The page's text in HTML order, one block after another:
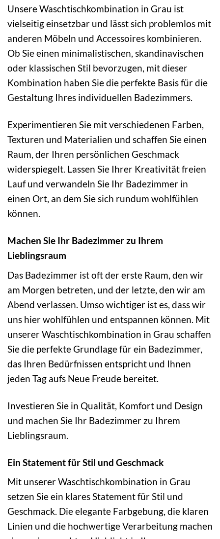
Unsere Waschtischkombination in Grau ist
vielseitig einsetzbar und lässt sich problemlos mit
anderen Möbeln und Accessoires kombinieren.
Ob Sie einen minimalistischen, skandinavischen
oder klassischen Stil bevorzugen, mit dieser
Kombination haben Sie die perfekte Basis für die
Gestaltung Ihres individuellen Badezimmers.
Experimentieren Sie mit verschiedenen Farben,
Texturen und Materialien und schaffen Sie einen
Raum, der Ihren persönlichen Geschmack
widerspiegelt. Lassen Sie Ihrer Kreativität freien
Lauf und verwandeln Sie Ihr Badezimmer in
einen Ort, an dem Sie sich rundum wohlfühlen
können.
Machen Sie Ihr Badezimmer zu Ihrem
Lieblingsraum
Das Badezimmer ist oft der erste Raum, den wir
am Morgen betreten, und der letzte, den wir am
Abend verlassen. Umso wichtiger ist es, dass wir
uns hier wohlfühlen und entspannen können. Mit
unserer Waschtischkombination in Grau schaffen
Sie die perfekte Grundlage für ein Badezimmer,
das Ihren Bedürfnissen entspricht und Ihnen
jeden Tag aufs Neue Freude bereitet.
Investieren Sie in Qualität, Komfort und Design
und machen Sie Ihr Badezimmer zu Ihrem
Lieblingsraum.
Ein Statement für Stil und Geschmack
Mit unserer Waschtischkombination in Grau
setzen Sie ein klares Statement für Stil und
Geschmack. Die elegante Farbgebung, die klaren
Linien und die hochwertige Verarbeitung machen